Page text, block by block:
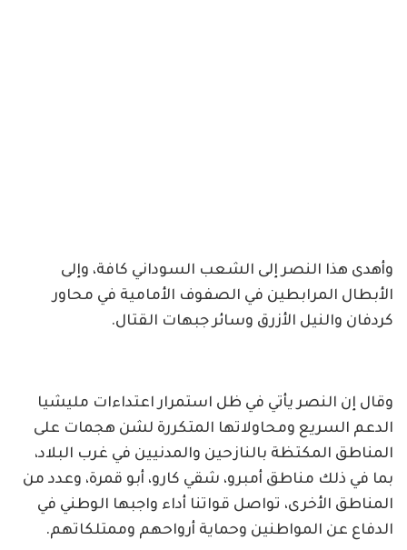
وأهدى هذا النصر إلى الشعب السوداني كافة، وإلى
الأبطال المرابطين في الصفوف الأمامية في محاور
كردفان والنيل الأزرق وسائر جبهات القتال.
وقال إن النصر يأتي في ظل استمرار اعتداءات مليشيا
الدعم السريع ومحاولاتها المتكررة لشن هجمات على
المناطق المكتظة بالنازحين والمدنيين في غرب البلاد،
بما في ذلك مناطق أمبرو، شقي كارو، أبو قمرة، وعدد من
المناطق الأخرى، تواصل قواتنا أداء واجبها الوطني في
الدفاع عن المواطنين وحماية أرواحهم وممتلكاتهم.